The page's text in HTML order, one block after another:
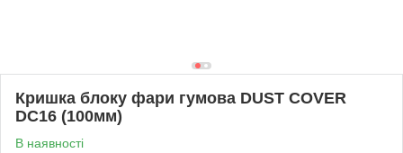
Кришка блоку фари гумова DUST COVER
DC16 (100мм)
В наявності